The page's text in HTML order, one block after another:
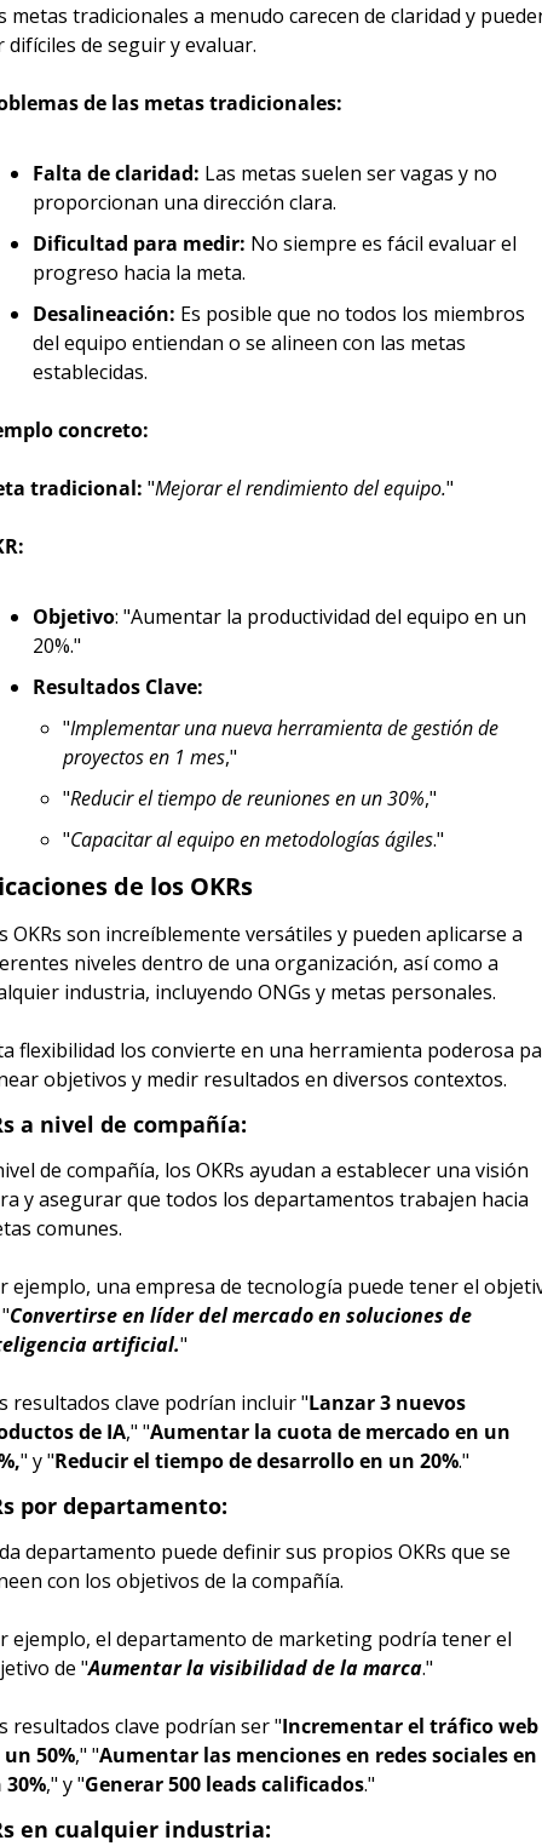
metas tradicionales a menudo carecen de claridad y
difíciles de seguir y evaluar.
de las metas tradicionales:
Falta de claridad: Las metas suelen ser vagas y no
proporcionan una dirección clara.
Dificultad para medir: No siempre es fácil evaluar el
progreso hacia la meta.
Desalineación: Es posible que no todos los miembros
del equipo entiendan o se alineen con las metas
establecidas.
concreto:
tradicional: "Mejorar el rendimiento del equipo."
Objetivo: "Aumentar la productividad del equipo en un
20%."
Resultados Clave:
"Implementar una nueva herramienta de gestión de
proyectos en 1 mes,"
"Reducir el tiempo de reuniones en un 30%,"
"Capacitar al equipo en metodologías ágiles."
de los OKRs
OKRs son increíblemente versátiles y pueden aplicarse a
niveles dentro de una organización, así como a
industria, incluyendo ONGs y metas personales.
flexibilidad los convierte en una herramienta poderosa
objetivos y medir resultados en diversos contextos.
a nivel de compañía:
de compañía, los OKRs ayudan a establecer una visión
y asegurar que todos los departamentos trabajen hacia
comunes.
ejemplo, una empresa de tecnología puede tener el
Convertirse en líder del mercado en soluciones de
artificial."
resultados clave podrían incluir "Lanzar 3 nuevos
de IA," "Aumentar la cuota de mercado en un
" y "Reducir el tiempo de desarrollo en un 20%."
por departamento:
departamento puede definir sus propios OKRs que se
con los objetivos de la compañía.
ejemplo, el departamento de marketing podría tener el
de "Aumentar la visibilidad de la marca."
resultados clave podrían ser "Incrementar el tráfico web
50%," "Aumentar las menciones en redes sociales en
," y "Generar 500 leads calificados."
en cualquier industria: